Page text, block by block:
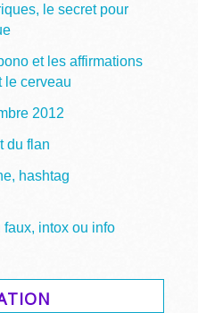
le secret pour
et les affirmations
le cerveau
2012
du flan
hashtag
intox ou info